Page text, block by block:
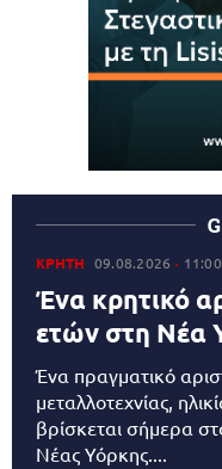
ΚΡΗΤΗ 09.08.2026 11:00
Ένα κρητικό
ετών στη Νέα
Ένα πραγματικό
μεταλλοτεχνίας,
βρίσκεται σήμερα
Νέας Υόρκης....